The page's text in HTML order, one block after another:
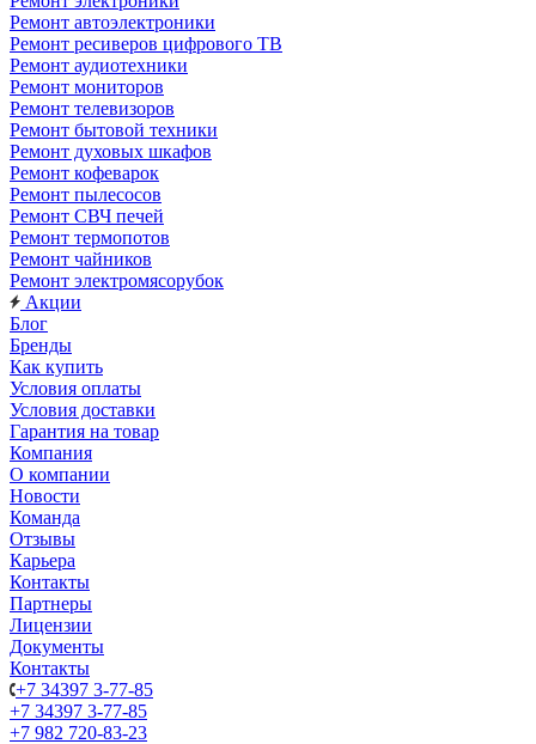
Ремонт автоэлектроники
Ремонт ресиверов цифрового ТВ
Ремонт аудиотехники
Ремонт мониторов
Ремонт телевизоров
Ремонт бытовой техники
Ремонт духовых шкафов
Ремонт кофеварок
Ремонт пылесосов
Ремонт СВЧ печей
Ремонт термопотов
Ремонт чайников
Ремонт электромясорубок
Акции
Блог
Бренды
Как купить
Условия оплаты
Условия доставки
Гарантия на товар
Компания
О компании
Новости
Команда
Отзывы
Карьера
Контакты
Партнеры
Лицензии
Документы
Контакты
+7 34397 3-77-85
+7 34397 3-77-85
+7 982 720-83-23